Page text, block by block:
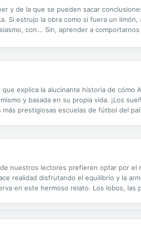
y de la que se pueden sacar
Si estrujo la obra como si fuera un
con... Sin, aprender a
explica la alucinante historia de
y basada en su propia vida. ¡Los
prestigiosas escuelas de fútbol del
nuestros lectores prefieren optar por
realidad disfrutando el equilibrio y la
en este hermoso relato. Los lobos,